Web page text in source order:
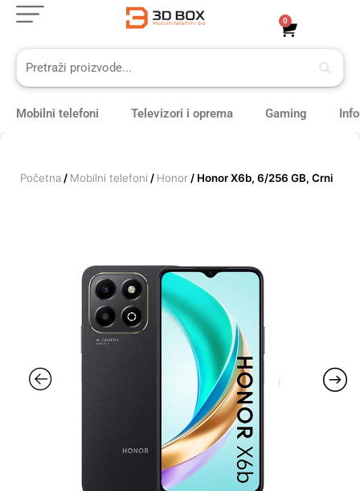
Skip
content
0
Cart
Mobilni telefoni Televizori i oprema Gaming
Početna / Mobilni telefoni / Honor / Honor X6b, 6/256 GB, Crni